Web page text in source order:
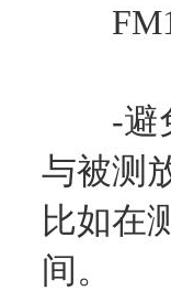
-避免
与被测
比如在
间。